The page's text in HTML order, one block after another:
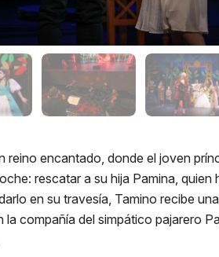
reino encantado, donde el joven
rescatar a su hija Pamina,
en su travesía, Tamino recibe
compañía del simpático pajarero